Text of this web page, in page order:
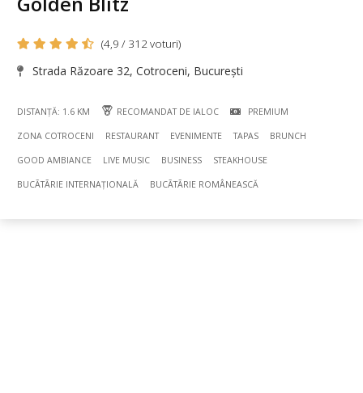
(4,9 / 312 voturi)
Strada Răzoare 32, Cotroceni, București
DISTANȚĂ: 1.6 KM RECOMANDAT DE IALOC PREMIUM
ZONA COTROCENI RESTAURANT EVENIMENTE TAPAS BRUNCH
GOOD AMBIANCE LIVE MUSIC BUSINESS STEAKHOUSE
BUCÃTÃRIE INTERNAȚIONALĂ BUCÃTÃRIE ROMÂNEASCĂ